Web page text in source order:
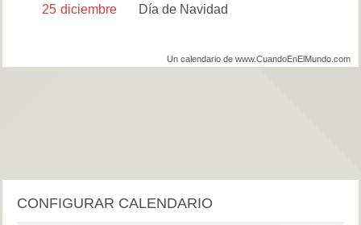
25 diciembre Día de Navidad
Un calendario de www.CuandoEnElMundo.com
CONFIGURAR CALENDARIO